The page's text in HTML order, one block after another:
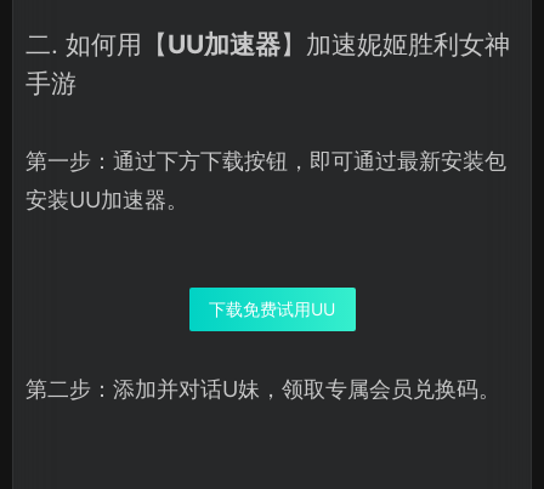
二. 如何用【UU加速器】加速妮姬胜利女神
手游
第一步：通过下方下载按钮，即可通过最新安装包
安装UU加速器。
下载免费试用UU
第二步：添加并对话U妹，领取专属会员兑换码。